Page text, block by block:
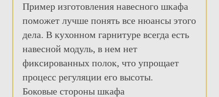
Пример изготовления навесного шкафа
поможет лучше понять все нюансы этого
дела. В кухонном гарнитуре всегда есть
навесной модуль, в нем нет
фиксированных полок, что упрощает
процесс регуляции его высоты.
Боковые стороны шкафа